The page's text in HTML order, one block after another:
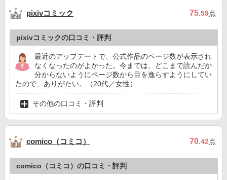
pixivコミック 75.59点
pixivコミックの口コミ・評判
最近のアップデートで、公式作品のページ数が表示され
なくなったのがよかった。今までは、どこまで読んだか
分からないようにページ数から目を逸らすようにしてい
たので、ありがたい。（20代／女性）
その他の口コミ・評判
comico（コミコ） 70.42点
comico（コミコ）の口コミ・評判